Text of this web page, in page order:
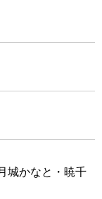
城かなと・暁千